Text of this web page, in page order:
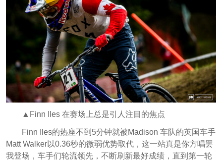
▲Finn Iles 在赛场上总是引人注目的焦点
Finn Iles的热座不到5分钟就被Madison 车队的英国车手
Matt Walker以0.36秒的微弱优势取代，这一站真是你方唱罢
我登场，车手们轮流领先，不断刷新最好成绩， 直到第一轮